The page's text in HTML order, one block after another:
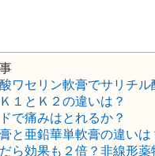
ワセリン軟膏でサリチル
１とＫ２の違いは？
で痛みはとれるか？
と亜鉛華単軟膏の違いは
ら効果も２倍？非線形薬